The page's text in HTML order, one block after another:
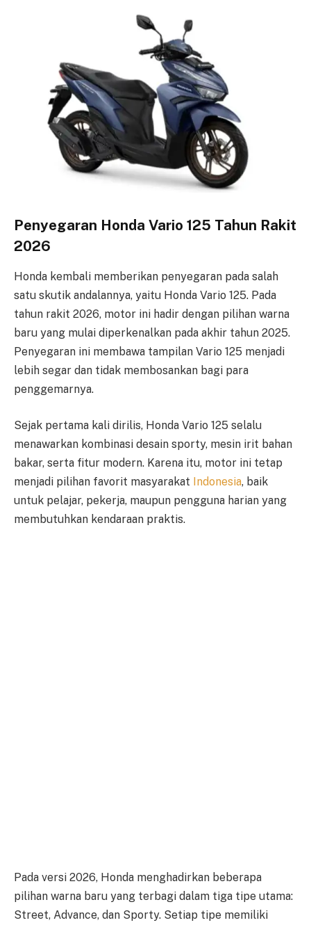
Penyegaran Honda Vario 125 Tahun Rakit
2026
Honda kembali memberikan penyegaran pada salah
satu skutik andalannya, yaitu Honda Vario 125. Pada
tahun rakit 2026, motor ini hadir dengan pilihan warna
baru yang mulai diperkenalkan pada akhir tahun 2025.
Penyegaran ini membawa tampilan Vario 125 menjadi
lebih segar dan tidak membosankan bagi para
penggemarnya.
Sejak pertama kali dirilis, Honda Vario 125 selalu
menawarkan kombinasi desain sporty, mesin irit bahan
bakar, serta fitur modern. Karena itu, motor ini tetap
menjadi pilihan favorit masyarakat Indonesia, baik
untuk pelajar, pekerja, maupun pengguna harian yang
membutuhkan kendaraan praktis.
Pada versi 2026, Honda menghadirkan beberapa
pilihan warna baru yang terbagi dalam tiga tipe utama:
Street, Advance, dan Sporty. Setiap tipe memiliki